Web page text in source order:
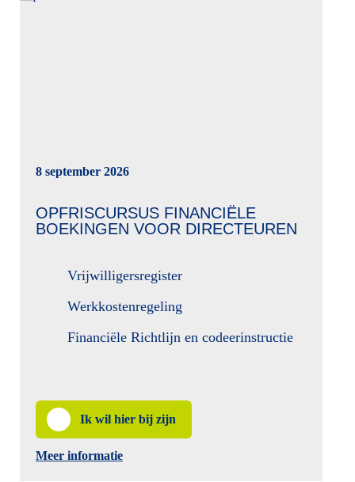
8 september 2026
OPFRISCURSUS FINANCIËLE
BOEKINGEN VOOR DIRECTEUREN
Vrijwilligersregister
Werkkostenregeling
Financiële Richtlijn en codeerinstructie
Ik wil hier bij zijn
Meer informatie